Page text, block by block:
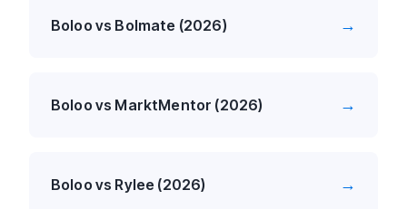
Boloo vs Bolmate (2026) →
Boloo vs MarktMentor (2026) →
Boloo vs Rylee (2026) →